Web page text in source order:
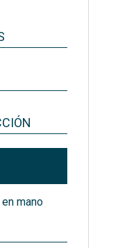
mano